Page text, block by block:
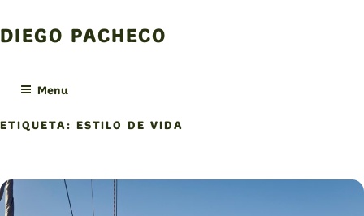
to
content
DIEGO PACHECO
Menu
ETIQUETA: ESTILO DE VIDA